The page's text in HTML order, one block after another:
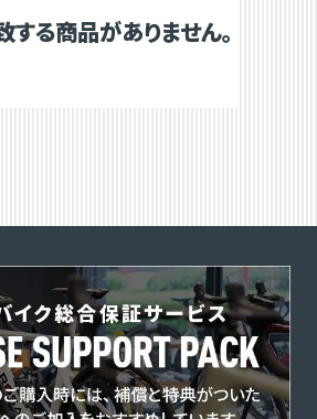
る商品がありません。